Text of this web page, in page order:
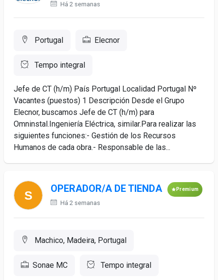
Há 2 semanas
Portugal Elecnor
Tempo integral
Jefe de CT (h/m) País Portugal Localidad Portugal Nº
Vacantes (puestos) 1 Descripción Desde el Grupo
Elecnor, buscamos Jefe de CT (h/m) para
Omninstal.Ingeniería Eléctrica, similar.Para realizar las
siguientes funciones:- Gestión de los Recursos
Humanos de cada obra.- Responsable de las...
OPERADOR/A DE TIENDA Premium
Há 2 semanas
Machico, Madeira, Portugal
Sonae MC Tempo integral